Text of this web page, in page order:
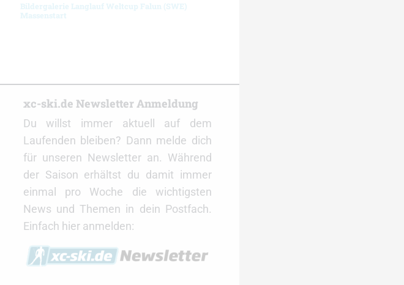
Bildergalerie Langlauf Weltcup Falun (SWE)
Massenstart
xc-ski.de Newsletter Anmeldung
Du willst immer aktuell auf dem
Laufenden bleiben? Dann melde dich
für unseren Newsletter an. Während
der Saison erhältst du damit immer
einmal pro Woche die wichtigsten
News und Themen in dein Postfach.
Einfach hier anmelden: